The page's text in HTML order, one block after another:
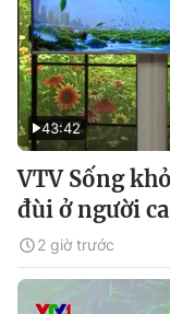
43:42
VTV Sống
đùi ở người
2 giờ trước